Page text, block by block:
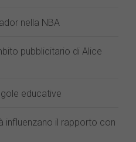
nella NBA
pubblicitario di Alice
educative
influenzano il rapporto con